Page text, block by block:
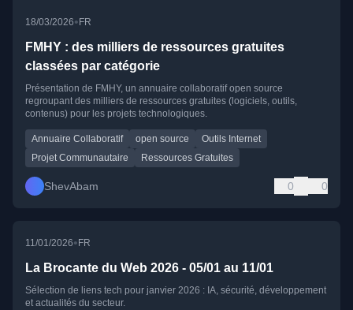
18/03/2026• FR
FMHY : des milliers de ressources gratuites
classées par catégorie
Présentation de FMHY, un annuaire collaboratif open source
regroupant des milliers de ressources gratuites (logiciels, outils,
contenus) pour les projets technologiques.
Annuaire Collaboratif open source
Outils Internet
Projet Communautaire
Ressources Gratuites
ShevAbam 0 0
11/01/2026• FR
La Brocante du Web 2026 - 05/01 au 11/01
Sélection de liens tech pour janvier 2026 : IA, sécurité, développement
et actualités du secteur.